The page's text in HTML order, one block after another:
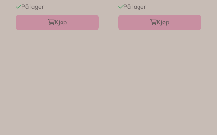
På lager
Kjøp
På lager
Kjøp